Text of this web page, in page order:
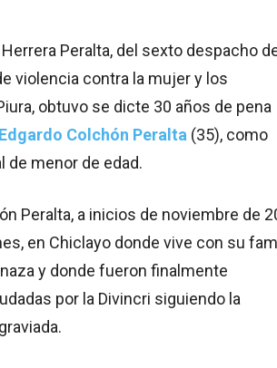
Peralta, del sexto despacho
violencia contra la mujer y los
obtuvo se dicte 30 años de pena
Colchón Peralta (35), como
de menor de edad.
Peralta, a inicios de noviembre de
en Chiclayo donde vive con su
y donde fueron finalmente
por la Divincri siguiendo la